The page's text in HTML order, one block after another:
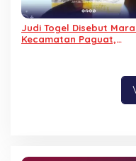
Judi Togel Disebut
Kecamatan Paguat,